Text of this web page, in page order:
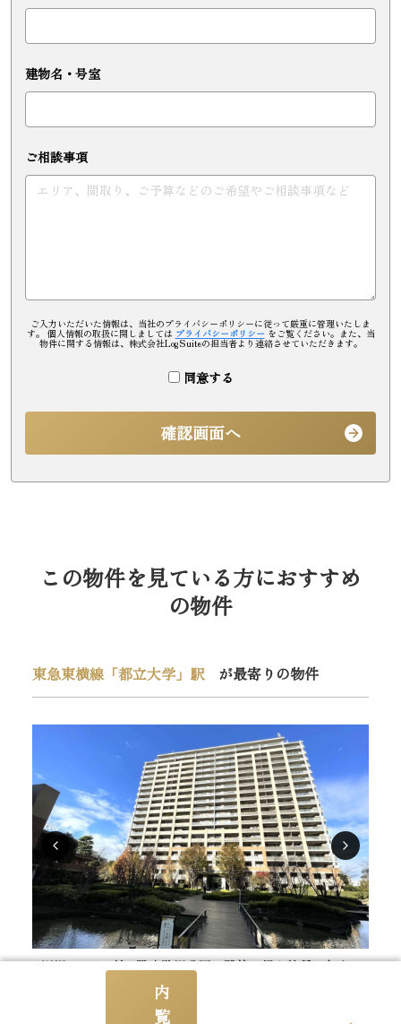
建物名・号室
ご相談事項
ご入力いただいた情報は、当社のプライバシーポリシーに従って厳重に管理いたしま
す。 個人情報の取扱に関しましては プライバシーポリシーをご覧ください。また、当
物件に関する情報は、株式会社LogSuiteの担当者より連絡させていただきます。
同意する
確認画面へ
この物件を見ている方におすすめ
の物件
東急東横線「都立大学」駅 が最寄りの物件
深沢ハウスD棟 9階｜駒沢公園に隣接。緑と静穏に包ま
れる、広大なランドスケープの大規模レジデンス。充実
した共用施設。L字バルコニーのある陽当たり良好な角
深
内
覧